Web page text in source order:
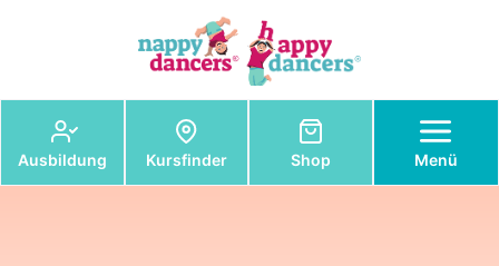
Ausbildung Kursfinder Shop Menü